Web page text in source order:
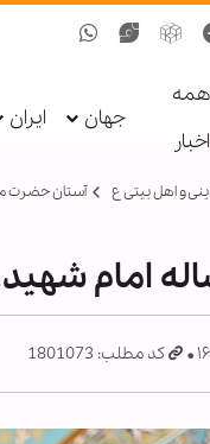
همه
اخبار
جهان ایران
و اهل بیتی ع آستان
امام
کد مطلب: 1801073